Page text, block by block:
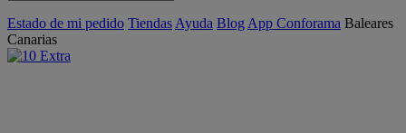
Estado de mi pedido Tiendas Ayuda Blog App Conforama Baleares
Canarias